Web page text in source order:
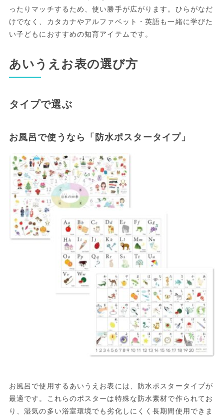
ったりマッチするため、使い勝手が広がります。ひらがなだ
けでなく、カタカナやアルファベット・英語も一緒に学びた
い子どもにおすすめの知育アイテムです。
あいうえお表の選び方
タイプで選ぶ
お風呂で使うなら「防水ポスタータイプ」
お風呂で使用するあいうえお表には、防水ポスタータイプが
最適です。これらのポスターは特殊な防水素材で作られてお
り、湿気の多い浴室環境でも劣化しにくく長期間使用できま